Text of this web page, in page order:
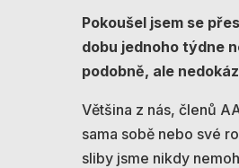
Pokoušel jsem se
dobu jednoho týdne
podobně, ale
Většina z nás, členů
sama sobě nebo své
sliby jsme nikdy